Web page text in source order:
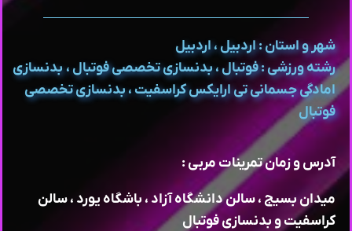
شهر و استان : اردبیل ، اردبیل
رشته ورزشی : فوتبال ، بدنسازی تخصصی فوتبال ، بدنسازی
امادگی جسمانی تی ارایکس کراسفیت ، بدنسازی تخصصی
فوتبال
آدرس و زمان تمرینات مربی :
میدان بسیج ، سالن دانشگاه آزاد ، باشگاه یورد ، سالن
کراسفیت و بدنسازی فوتبال